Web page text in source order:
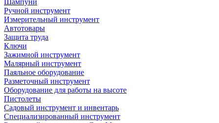
Шампуни
Ручной инструмент
Измерительный инструмент
Автотовары
Защита труда
Ключи
Зажимной инструмент
Малярный инструмент
Паяльное оборудование
Разметочный инструмент
Оборудование для работы на высоте
Пистолеты
Садовый инструмент и инвентарь
Специализированный инструмент